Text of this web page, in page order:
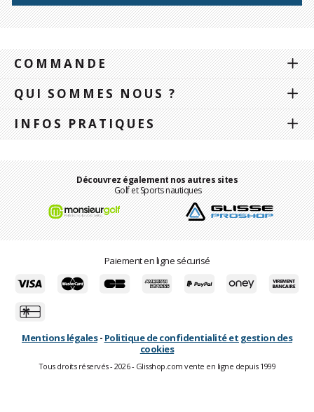
COMMANDE
QUI SOMMES NOUS ?
INFOS PRATIQUES
Découvrez également nos autres sites
Golf et Sports nautiques
Paiement en ligne sécurisé
Mentions légales- Politique de confidentialité et gestion des
cookies
Tous droits réservés - 2026 - Glisshop.com vente en ligne depuis 1999